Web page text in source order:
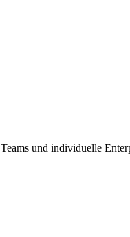
und individuelle